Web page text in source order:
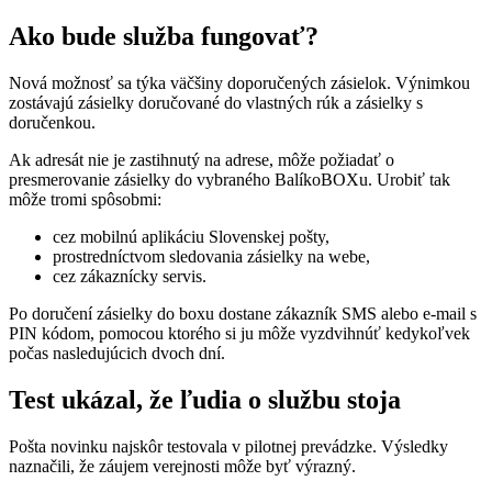
Ako bude služba fungovať?
Nová možnosť sa týka väčšiny doporučených zásielok. Výnimkou
zostávajú zásielky doručované do vlastných rúk a zásielky s
doručenkou.
Ak adresát nie je zastihnutý na adrese, môže požiadať o
presmerovanie zásielky do vybraného BalíkoBOXu. Urobiť tak
môže tromi spôsobmi:
cez mobilnú aplikáciu Slovenskej pošty,
prostredníctvom sledovania zásielky na webe,
cez zákaznícky servis.
Po doručení zásielky do boxu dostane zákazník SMS alebo e-mail s
PIN kódom, pomocou ktorého si ju môže vyzdvihnúť kedykoľvek
počas nasledujúcich dvoch dní.
Test ukázal, že ľudia o službu stoja
Pošta novinku najskôr testovala v pilotnej prevádzke. Výsledky
naznačili, že záujem verejnosti môže byť výrazný.